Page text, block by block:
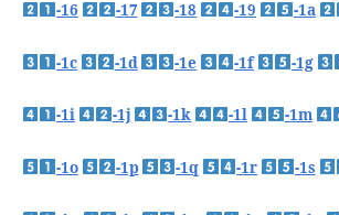
-16 -17 -18 -19 -1a
-1c -1d -1e -1f -1g
-1i -1j -1k -1l -1m
-1o -1p -1q -1r -1s